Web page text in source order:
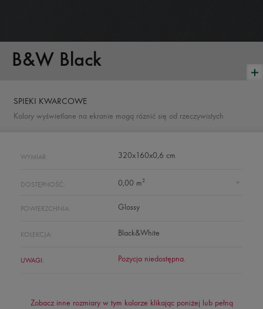
B&W Black
SPIEKI KWARCOWE
Kolory wyświetlane na ekranie mogą róznić się od rzeczywistych
WYMIAR: 320x160x0,6 cm
DOSTĘPNOŚĆ: 0,00 m2
POWIERZCHNIA: Glossy
KOLEKCJA: Black&White
UWAGI: Pozycja niedostępna.
Zobacz inne rozmiary w tym kolorze klikając poniżej lub pełną